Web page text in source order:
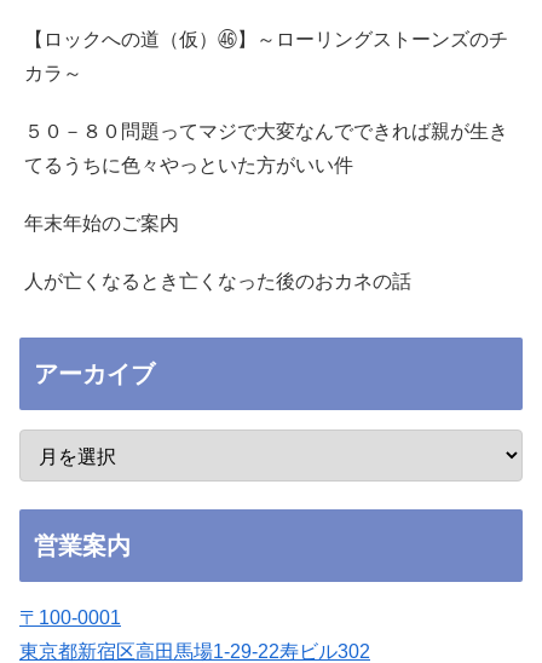
【ロックへの道（仮）㊻】～ローリングストーンズのチ
カラ～
５０－８０問題ってマジで大変なんでできれば親が生き
てるうちに色々やっといた方がいい件
年末年始のご案内
人が亡くなるとき亡くなった後のおカネの話
アーカイブ
営業案内
〒100-0001
東京都新宿区高田馬場1-29-22寿ビル302